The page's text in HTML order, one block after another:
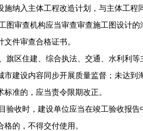
施纳入主体工程改造计划，与主体工程
图审查机构应当审查审查施工图设计
件审查合格证书。
旗区住建、综合执法、交通、水利利
市建设内容同步开展质量监督；未达
标准的，应当责令限期改正。
验收时，建设单位应当在竣工验收报
的，不得交付使用。